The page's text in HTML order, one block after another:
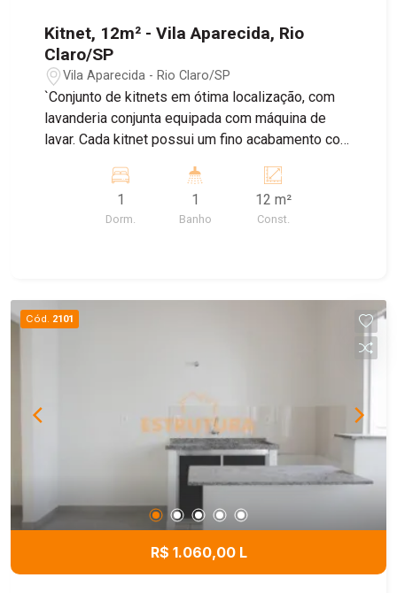
Kitnet, 12m² - Vila Aparecida, Rio
Claro/SP
Vila Aparecida - Rio Claro/SP
`Conjunto de kitnets em ótima localização, com
lavanderia conjunta equipada com máquina de
lavar. Cada kitnet possui um fino acabamento com
integrados. A cozinha conta com um gabinete e
fogão elétrico de 2 bocas, enquanto o quarto
dispõe de painel de TV e preparação para
Agende sua visita e conheça este excelente
espaço!
1
Dorm.
1
Banho
12 m²
Const.
Cód. 2101
R$ 1.060,00 L